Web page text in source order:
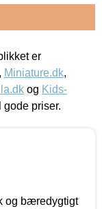
er
, Miniature.dk,
og Kids-
gode priser.
og bæredygtigt